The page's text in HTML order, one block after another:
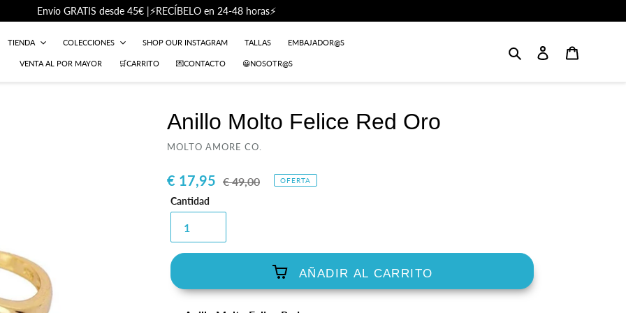
Envío GRATIS desde 45€ |⚡RECÍBELO en 24-48 horas⚡
TIENDA COLECCIONES SHOP OUR INSTAGRAM TALLAS EMBAJADOR@S
VENTA AL POR MAYOR 🛒CARRITO 💌CONTACTO 😀NOSOTR@S
Buscar Login
Anillo Molto Felice Red Oro
PROVEEDOR
MOLTO AMORE CO.
Precio
de
venta
€ 17,95 Precio
€ 49,00 OFERTA
Cantidad
AÑADIR AL CARRITO